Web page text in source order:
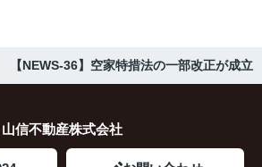
【NEWS-36】空家特措法の一部改正が成立
山信不動産株式会社